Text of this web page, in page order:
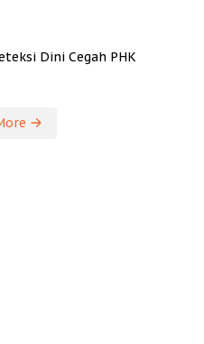
Dini Cegah PHK